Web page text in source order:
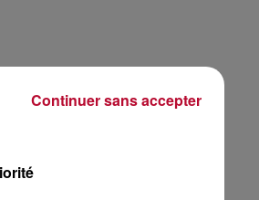
Continuer sans accepter